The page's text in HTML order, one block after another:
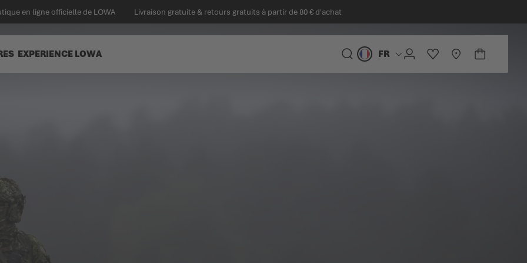
en ligne officielle de LOWA Livraison gratuite & retours gratuits à partir de 80 € d'achat
EXPERIENCE LOWA
CHERCHER
Langue FR
COMPTELISTE D'ACHATS
STORELOCATOR
PANIER